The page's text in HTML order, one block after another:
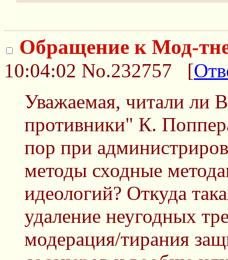
Обращение к Мод-
10:04:02 No.232757 [
Уважаемая, читали ли
противники" К.
пор при
методы сходные
идеологий? Откуда
удаление неугодных
модерация/тирания